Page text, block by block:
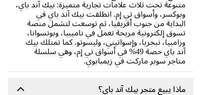
متنوعة تحت ثلاث علامات تجارية متميزة: بيك آند باي،
وبوكسر، وأسواق تي إم. انطلقت بيك آند باي في
البداية من جنوب أفريقيا، ثم توسعت لتشمل منصة
تسوق إلكترونية مريحة تعمل في ناميبيا، وبوتسوانا،
وزامبيا، نيجريا، وإسواتيني، وليسوتو. كما تمتلك بيك
آند باي حصة 49% في أسواق تي إم، وهي سلسلة
متاجر سوبر ماركت في زيمبابوي.
ماذا يبيع متجر بيك آند باي؟